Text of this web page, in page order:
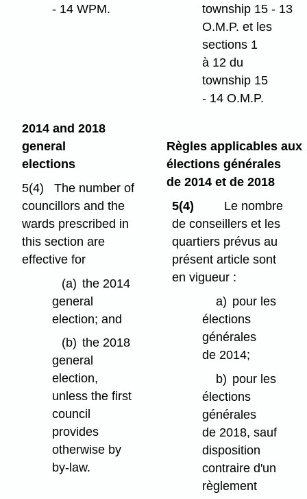
- 14 WPM.
township 15 - 13
O.M.P. et les
sections 1
à 12 du
township 15
- 14 O.M.P.
2014 and 2018
general
elections
5(4) The number of
councillors and the
wards prescribed in
this section are
effective for
(a) the 2014
general
election; and
(b) the 2018
general
election,
unless the first
council
provides
otherwise by
by-law.
Règles applicables aux
élections générales
de 2014 et de 2018
5(4)
Le nombre
de conseillers et les
quartiers prévus au
présent article sont
en vigueur :
a) pour les
élections
générales
de 2014;
b) pour les
élections
générales
de 2018, sauf
disposition
contraire d'un
règlement